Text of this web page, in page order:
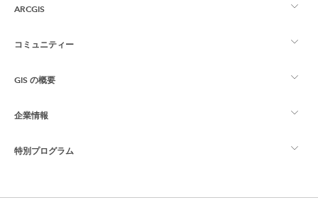
ARCGIS
ArcGIS の概要
マッピング
コミュニティー
Esri Community
ArcGIS ブログ
ユーザー調査およびテスト
GIS の概要
GIS とは
ロケーション インテリジェンス
トレーニング
企業情報
Esri について
特別プログラム